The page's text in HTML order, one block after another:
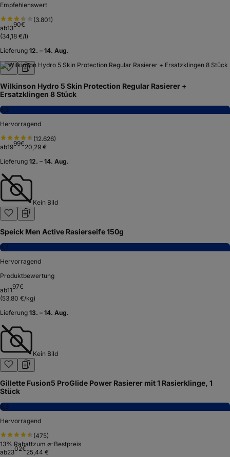
Empfehlenswert
(3.801)
ab1390€
(34,18 €/l)
Lieferung 12. – 14. Aug.
Wilkinson Hydro 5 Skin Protection Regular Rasierer +
Ersatzklingen 8 Stück
8,3
Hervorragend
(12.626)
ab1999€20,29 €
Lieferung 12. – 14. Aug.
Kein Bild
Speick Men Active Rasierseife 150g
8,4
Hervorragend
Produktbewertung
ab1197€
(53,80 €/kg)
Lieferung 13. – 14. Aug.
Kein Bild
Gillette Fusion5 ProGlide Power Rasierer mit 1 Rasierklinge, 1
Stück
8,3
Hervorragend
(475)
13% Rabattzum ⌀-Bestpreis
ab2302€25,44 €